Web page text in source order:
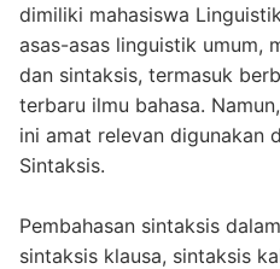
dimiliki mahasiswa
asas-asas linguistik umum,
dan sintaksis, termasuk
terbaru ilmu bahasa.
ini amat relevan digunakan
Sintaksis.
Pembahasan sintaksis
sintaksis klausa, sin­taksis